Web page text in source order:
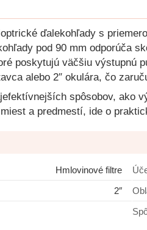
ďalekohľady s
pod 90 mm odporúča
poskytujú väčšiu výstupnú
alebo 2″ okulára, čo
spôsobov, ako
a predmestí, ide o
Hmlovinové filtre
2″